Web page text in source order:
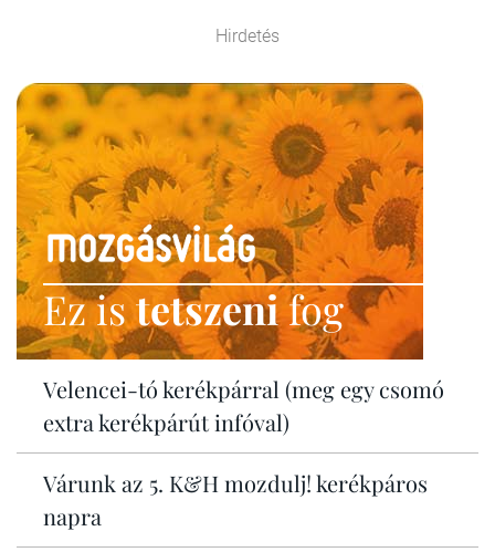
Hirdetés
Ez istetszenifog
Velencei-tó kerékpárral (meg egy csomó
extra kerékpárút infóval)
Várunk az 5. K&H mozdulj! kerékpáros
napra